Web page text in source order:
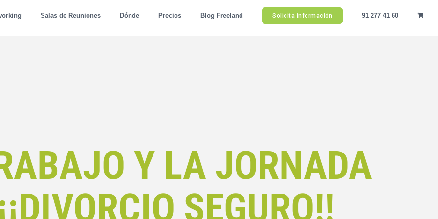
Salas de Reuniones Dónde Precios Blog Freeland Solicita información 91 277 41 60
Y LA JORNADA
SEGURO!!